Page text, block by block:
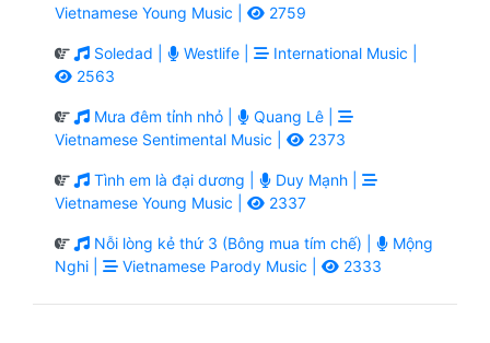
Vietnamese Young Music |
2759
Soledad | Westlife |
International Music |
2563
Mưa đêm tỉnh nhỏ |
Quang Lê |
Vietnamese Sentimental Music |
2373
Tình em là đại dương |
Duy Mạnh |
Vietnamese Young Music |
2337
Nỗi lòng kẻ thứ 3 (Bông mua tím chế) |
Mộng
Nghi |
Vietnamese Parody Music | 2333